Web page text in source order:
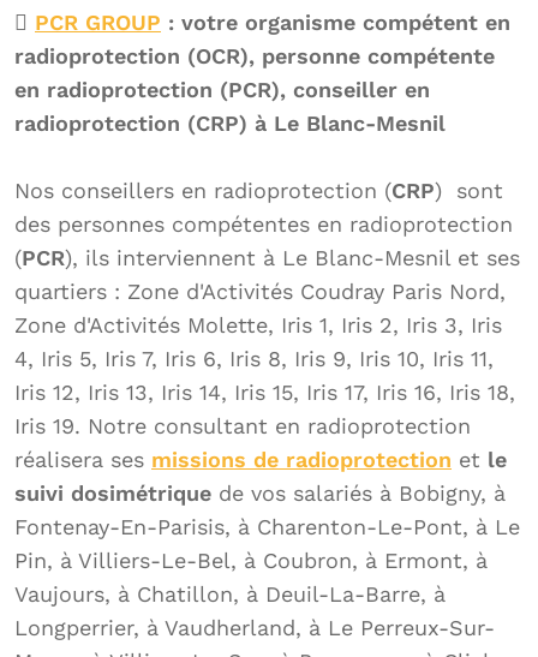
PCR GROUP : votre organisme compétent en
radioprotection (OCR), personne compétente
en radioprotection (PCR), conseiller en
radioprotection (CRP) à Le Blanc-Mesnil
Nos conseillers en radioprotection (CRP) sont
des personnes compétentes en radioprotection
(PCR), ils interviennent à Le Blanc-Mesnil et ses
quartiers : Zone d'Activités Coudray Paris Nord,
Zone d'Activités Molette, Iris 1, Iris 2, Iris 3, Iris
4, Iris 5, Iris 7, Iris 6, Iris 8, Iris 9, Iris 10, Iris 11,
Iris 12, Iris 13, Iris 14, Iris 15, Iris 17, Iris 16, Iris 18,
Iris 19. Notre consultant en radioprotection
réalisera ses missions de radioprotection et le
suivi dosimétrique de vos salariés à Bobigny, à
Fontenay-En-Parisis, à Charenton-Le-Pont, à Le
Pin, à Villiers-Le-Bel, à Coubron, à Ermont, à
Vaujours, à Chatillon, à Deuil-La-Barre, à
Longperrier, à Vaudherland, à Le Perreux-Sur-